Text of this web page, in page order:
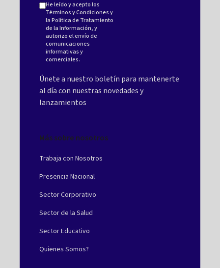
He leído y acepto los
Términos y Condicionesy
laPolítica de Tratamiento
de la Información, y
autorizo el envío de
comunicaciones
informativas y
comerciales.
Únete a nuestro boletín para mantenerte
al día con nuestras novedades y
lanzamientos
Más sobre nosotros
Trabaja con Nosotros
Presencia Nacional
Sector Corporativo
Sector de la Salud
Sector Educativo
Quienes Somos?